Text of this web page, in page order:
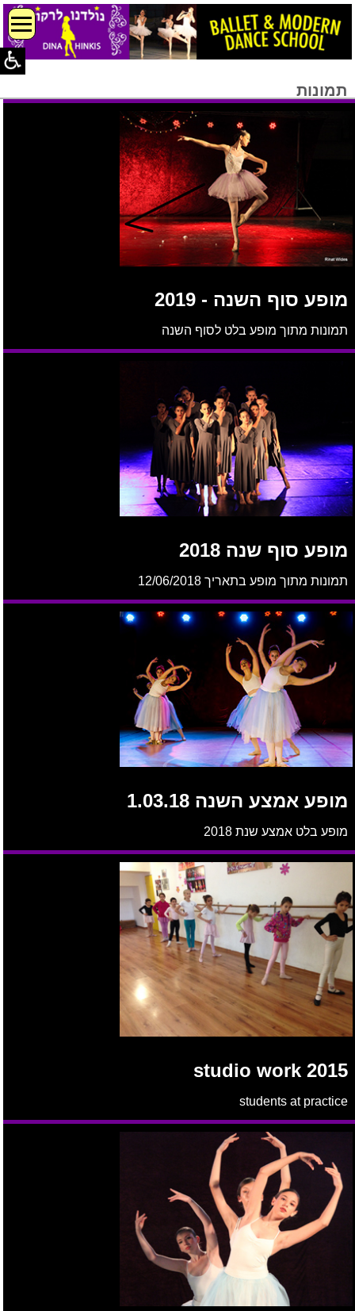
תמונות
מופע סוף השנה - 2019
תמונות מתוך מופע בלט לסוף השנה
מופע סוף שנה 2018
תמונות מתוך מופע בתאריך 12/06/2018
מופע אמצע השנה 1.03.18
מופע בלט אמצע שנת 2018
studio work 2015
students at practice